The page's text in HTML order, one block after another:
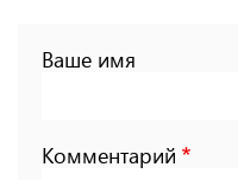
Ваше имя
Комментарий